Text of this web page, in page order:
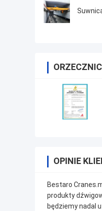
OPINIE
Bestaro
produkty
będziemy nadal